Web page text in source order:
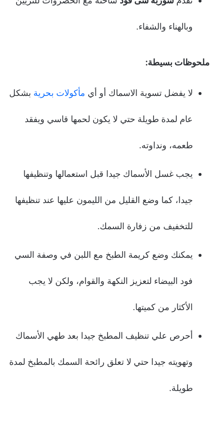
وبالهناء والشفاء.
ملحوظات بسيطة:
لا يفضل تسوية الاسماك أو أي مأكولات بحرية بشكل
عام لمدة طويلة حتي لا يكون لحمها قاسي ويفقد
طعمه، ونداوته.
يجب غسل الأسماك جيدا قبل استعمالها وتنظيفها
جيدا، كما وضع القليل من الليمون عليها عند تنظيفها
للتخفيف من زفارة السمك.
يمكنك وضع كريمة الطبخ مع اللبن في وصفة السي
فود البيضاء لتعزيز النكهة والقوام، ولكن لا يجب
الأكثار من كميتها.
أحرص علي تنظيف المطبخ جيدا بعد طهي الأسماك
وتهويته جيدا حتي لا تعلق رائحة السمك بالمطبخ لمدة
طويلة.